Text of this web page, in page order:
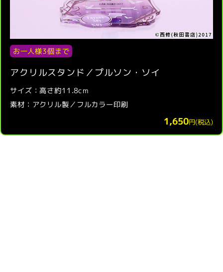
お一人様3個まで
アクリルスタンド／プルソン・ソイ
サイズ：高さ約11.8cm
素材：アクリル製／フルカラー印刷
1,650円(税込)